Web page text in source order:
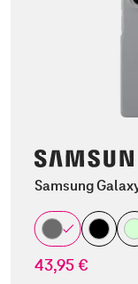
Samsung
43,95 €